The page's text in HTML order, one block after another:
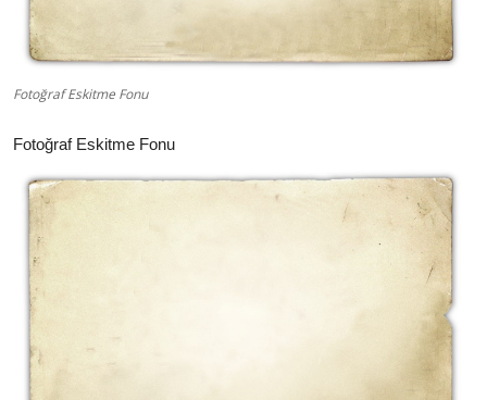
Fotoğraf Eskitme Fonu
Fotoğraf Eskitme Fonu